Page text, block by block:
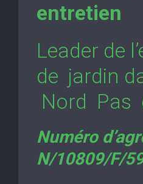
entretien
Leader de
de jardin
Nord Pas
Numéro
N/10809/F/